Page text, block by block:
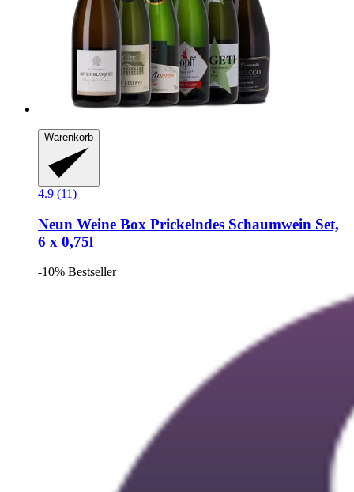
Warenkorb
4.9 (11)
Neun Weine Box Prickelndes Schaumwein Set,
6 x 0,75l
-10% Bestseller